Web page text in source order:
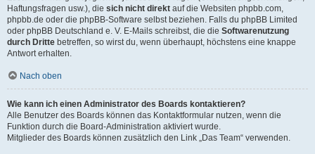
Haftungsfragen usw.), die sich nicht direkt auf die Websiten phpbb.com,
phpbb.de oder die phpBB-Software selbst beziehen. Falls du phpBB Limited
oder phpBB Deutschland e. V. E-Mails schreibst, die die Softwarenutzung
durch Dritte betreffen, so wirst du, wenn überhaupt, höchstens eine knappe
Antwort erhalten.
Nach oben
Wie kann ich einen Administrator des Boards kontaktieren?
Alle Benutzer des Boards können das Kontaktformular nutzen, wenn die
Funktion durch die Board-Administration aktiviert wurde.
Mitglieder des Boards können zusätzlich den Link „Das Team“ verwenden.